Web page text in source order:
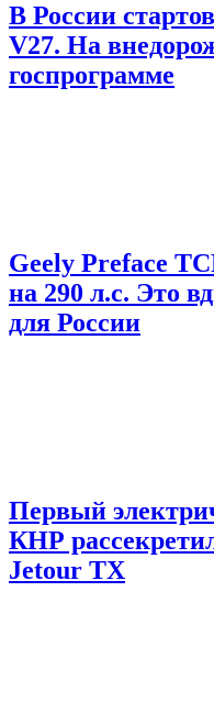
В России
V27. На
госпрограмме
Geely Preface
на 290 л.с. Это
для России
Первый
КНР
Jetour TX